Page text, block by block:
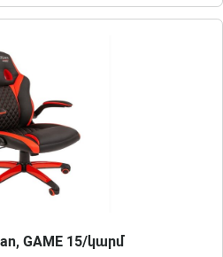
GAME 15/կարմ